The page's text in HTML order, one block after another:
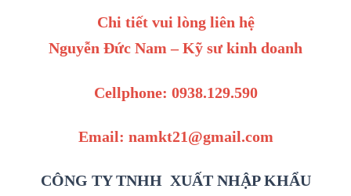
Chi tiết vui lòng liên hệ
Nguyễn Đức Nam – Kỹ sư kinh doanh
Cellphone: 0938.129.590
Email: namkt21@gmail.com
CÔNG TY TNHH XUẤT NHẬP KHẨU